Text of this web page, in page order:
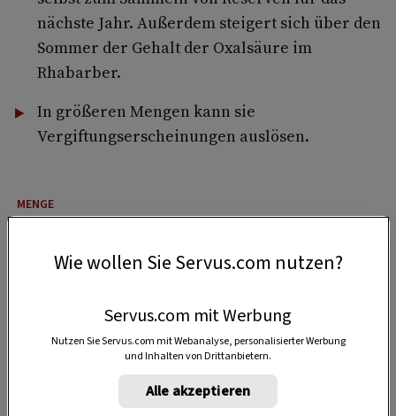
nächste Jahr. Außerdem steigert sich über den
Sommer der Gehalt der Oxalsäure im
Rhabarber.
In größeren Mengen kann sie
Vergiftungserscheinungen auslösen.
4 Portionen
40 Minuten
Wie wollen Sie Servus.com nutzen?
Servus.com mit Werbung
Nutzen Sie Servus.com mit Webanalyse, personalisierter Werbung
und Inhalten von Drittanbietern.
Alle akzeptieren